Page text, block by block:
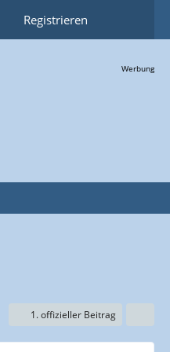
Registrieren
Werbung
1. offizieller Beitrag